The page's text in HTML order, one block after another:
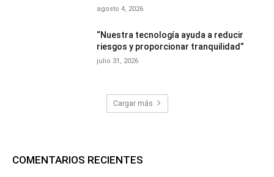
agosto 4, 2026
“Nuestra tecnología ayuda a reducir
riesgos y proporcionar tranquilidad”
julio 31, 2026
Cargar más
COMENTARIOS RECIENTES